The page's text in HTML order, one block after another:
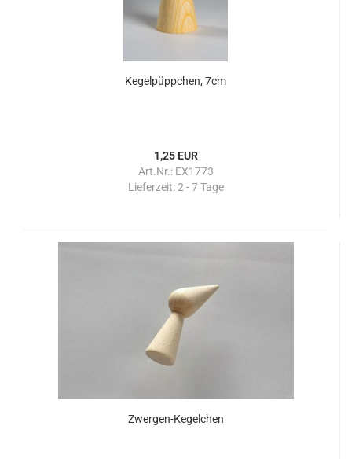
Kegelpüppchen, 7cm
1,25 EUR
Art.Nr.: EX1773
Lieferzeit:2 - 7 Tage
Zwergen-Kegelchen